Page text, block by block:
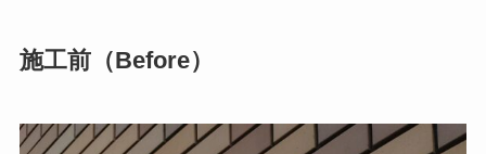
施工前（Before）